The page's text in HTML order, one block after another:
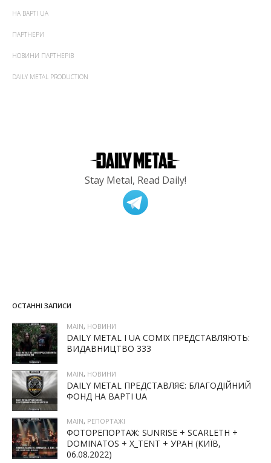
НА ВАРТІ UA
ПАРТНЕРИ
НОВИНИ ПАРТНЕРІВ
DAILY METAL PRODUCTION
Stay Metal, Read Daily!
ОСТАННІ ЗАПИСИ
MAIN, НОВИНИ
DAILY METAL І UA COMIX ПРЕДСТАВЛЯЮТЬ:
ВИДАВНИЦТВО 333
MAIN, НОВИНИ
DAILY METAL ПРЕДСТАВЛЯЄ: БЛАГОДІЙНИЙ
ФОНД НА ВАРТІ UA
MAIN, РЕПОРТАЖІ
ФОТОРЕПОРТАЖ: SUNRISE + SCARLETH +
DOMINATOS + X_TENT + УРАН (КИЇВ,
06.08.2022)